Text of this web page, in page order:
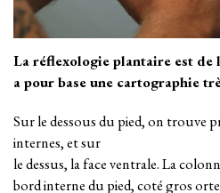
La réflexologie plantaire est de
a pour base une cartographie
Sur le dessous du pied, on trouve
internes, et sur
le dessus, la face ventrale. La
bord interne du pied, coté gros